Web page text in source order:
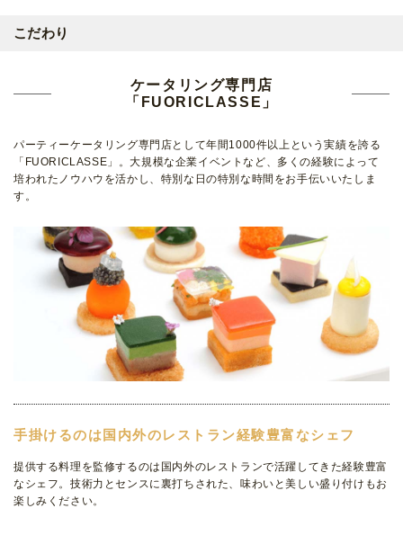
こだわり
ケータリング専門店
「FUORICLASSE」
パーティーケータリング専門店として年間1000件以上という実績を誇る
「FUORICLASSE」。大規模な企業イベントなど、多くの経験によって
培われたノウハウを活かし、特別な日の特別な時間をお手伝いいたしま
す。
手掛けるのは国内外のレストラン経験豊富なシェフ
提供する料理を監修するのは国内外のレストランで活躍してきた経験豊富
なシェフ。技術力とセンスに裏打ちされた、味わいと美しい盛り付けもお
楽しみください。